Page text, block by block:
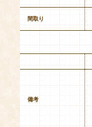
間取り
備考